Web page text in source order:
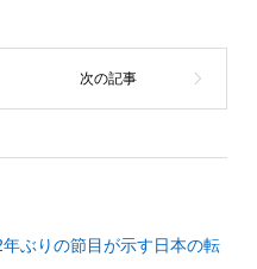
ぶりの節目が示す日本の転